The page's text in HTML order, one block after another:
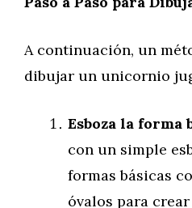
A continuación, un
dibujar un unicornio
Esboza la forma
con un simple
formas básicas
óvalos para